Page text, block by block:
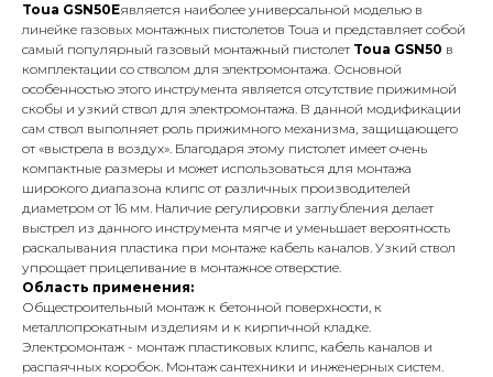
Toua GSN50Eявляется наиболее универсальной моделью в
линейке газовых монтажных пистолетов Toua и представляет собой
самый популярный газовый монтажный пистолет Toua GSN50 в
комплектации со стволом для электромонтажа. Основной
особенностью этого инструмента является отсутствие прижимной
скобы и узкий ствол для электромонтажа. В данной модификации
сам ствол выполняет роль прижимного механизма, защищающего
от «выстрела в воздух». Благодаря этому пистолет имеет очень
компактные размеры и может использоваться для монтажа
широкого диапазона клипс от различных производителей
диаметром от 16 мм. Наличие регулировки заглубления делает
выстрел из данного инструмента мягче и уменьшает вероятность
раскалывания пластика при монтаже кабель каналов. Узкий ствол
упрощает прицеливание в монтажное отверстие.
Область применения:
Общестроительный монтаж к бетонной поверхности, к
металлопрокатным изделиям и к кирпичной кладке.
Электромонтаж - монтаж пластиковых клипс, кабель каналов и
распаячных коробок. Монтаж сантехники и инженерных систем.